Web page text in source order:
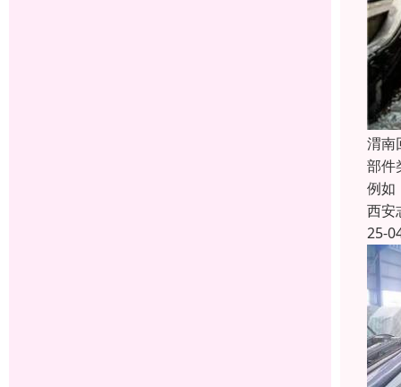
渭南
部件
例如
西安
25-